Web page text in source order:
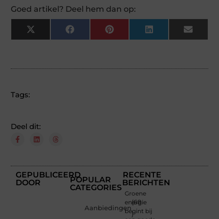
Goed artikel? Deel hem dan op:
X
(Twitter)
Facebook Pinterest LinkedIn Email
Tags:
Deel dit:
GEPUBLICEERD
DOOR
POPULAR
CATEGORIES
Aanbiedingen
(68
)
RECENTE
BERICHTEN
Groene
energie
begint bij